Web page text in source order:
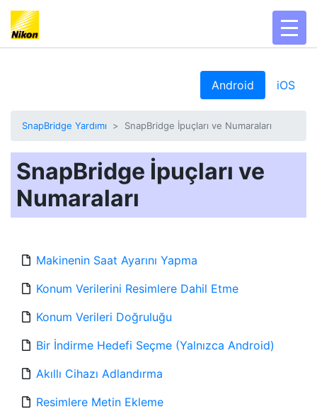
Android iOS
SnapBridge Yardımı SnapBridge İpuçları ve Numaraları
SnapBridge İpuçları ve
Numaraları
Makinenin Saat Ayarını Yapma
Konum Verilerini Resimlere Dahil Etme
Konum Verileri Doğruluğu
Bir İndirme Hedefi Seçme (Yalnızca Android)
Akıllı Cihazı Adlandırma
Resimlere Metin Ekleme